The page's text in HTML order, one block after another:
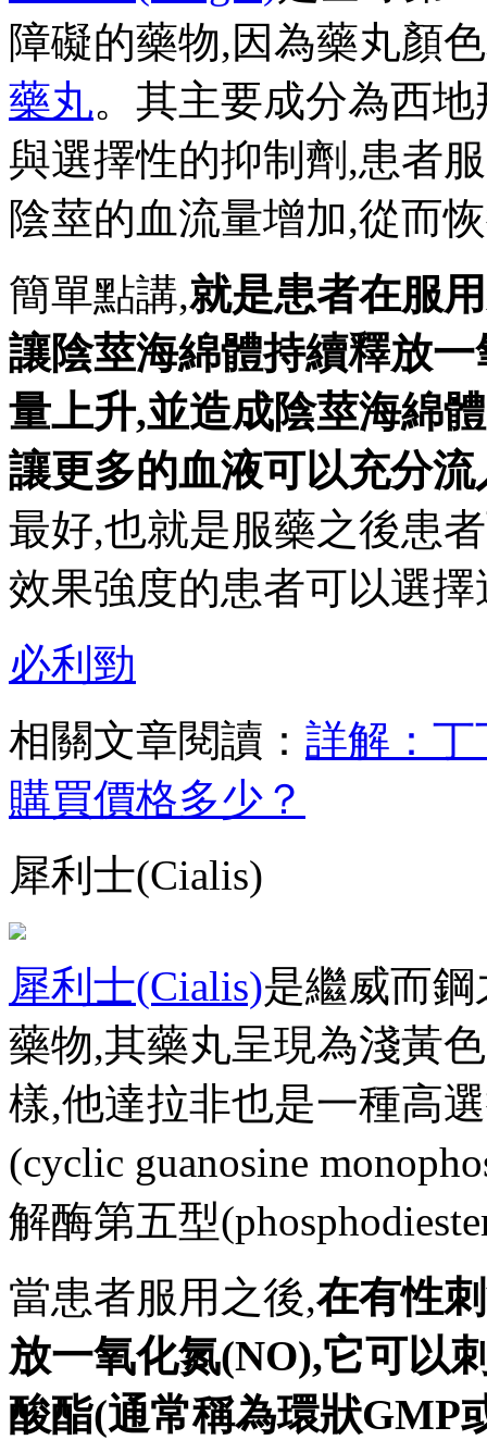
障礙的藥物,因為藥丸顏
藥丸。其主要成分為西
與選擇性的抑制劑,患者
陰莖的血流量增加,從而
簡單點講,就是患者在服
讓陰莖海綿體持續釋放一
量上升,並造成陰莖海綿
讓更多的血液可以充分流
最好,也就是服藥之後患
效果強度的患者可以選擇
必利勁
相關文章閱讀： 詳解：
購買價格多少？
犀利士(Cialis)
犀利士(Cialis)是繼威而
藥物,其藥丸呈現為淺黃
樣,他達拉非也是一種高
(cyclic guanosine
解酶第五型
當患者服用之後,在有性
放一氧化氮(NO),它可以
酸酯(通常稱為環狀GMP